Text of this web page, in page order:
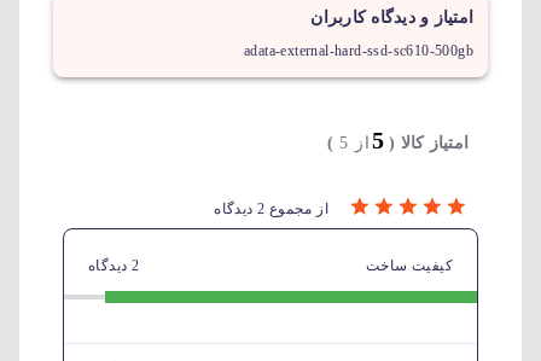
امتیاز و دیدگاه کاربران
adata-external-hard-ssd-sc610-500gb
امتیاز کالا (5 از 5 )
از مجموع 2 دیدگاه
کیفیت ساخت 2 دیدگاه